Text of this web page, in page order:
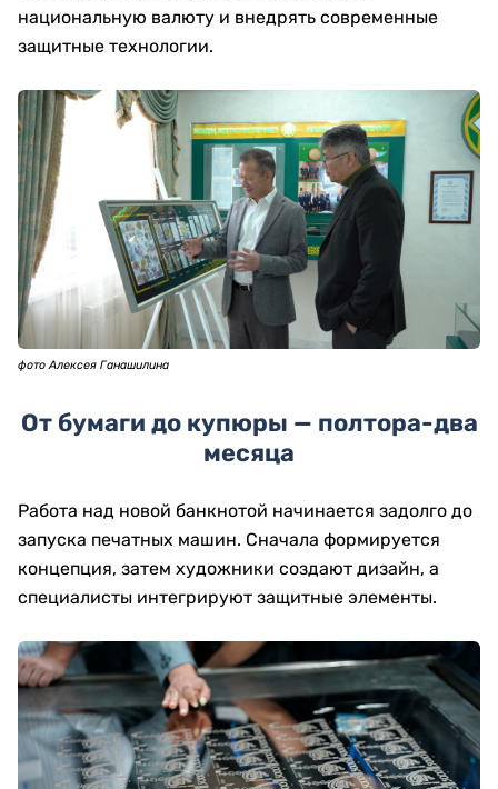
национальную валюту и внедрять современные
защитные технологии.
фото Алексея Ганашилина
От бумаги до купюры — полтора-два
месяца
Работа над новой банкнотой начинается задолго до
запуска печатных машин. Сначала формируется
концепция, затем художники создают дизайн, а
специалисты интегрируют защитные элементы.